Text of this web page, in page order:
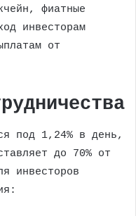
фиатные
инвесторам
от
под 1,24% в день,
до 70% от
инвесторов